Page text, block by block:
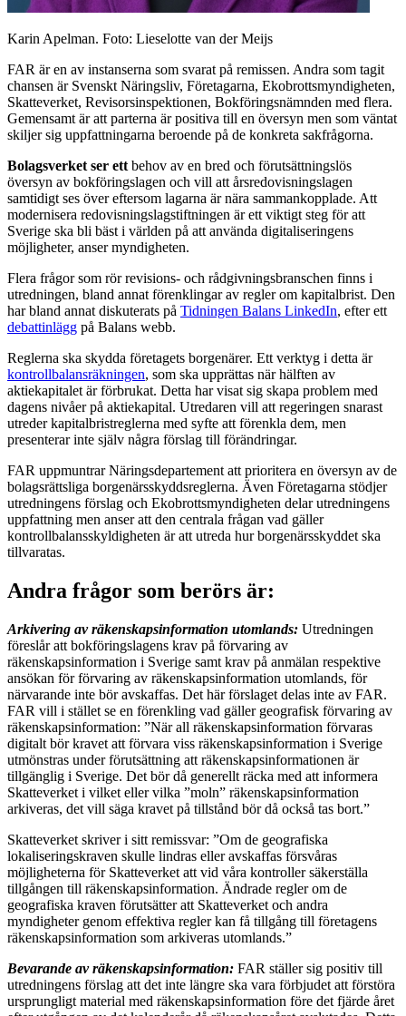
Karin Apelman. Foto: Lieselotte van der Meijs
FAR är en av instanserna som svarat på remissen. Andra som tagit
chansen är Svenskt Näringsliv, Företagarna, Ekobrottsmyndigheten,
Skatteverket, Revisorsinspektionen, Bokföringsnämnden med flera.
Gemensamt är att parterna är positiva till en översyn men som väntat
skiljer sig uppfattningarna beroende på de konkreta sakfrågorna.
Bolagsverket ser ett behov av en bred och förutsättningslös
översyn av bokföringslagen och vill att årsredovisningslagen
samtidigt ses över eftersom lagarna är nära sammankopplade. Att
modernisera redovisningslagstiftningen är ett viktigt steg för att
Sverige ska bli bäst i världen på att använda digitaliseringens
möjligheter, anser myndigheten.
Flera frågor som rör revisions- och rådgivningsbranschen finns i
utredningen, bland annat förenklingar av regler om kapitalbrist. Den
har bland annat diskuterats på Tidningen Balans LinkedIn, efter ett
debattinlägg på Balans webb.
Reglerna ska skydda företagets borgenärer. Ett verktyg i detta är
kontrollbalansräkningen, som ska upprättas när hälften av
aktiekapitalet är förbrukat. Detta har visat sig skapa problem med
dagens nivåer på aktiekapital. Utredaren vill att regeringen snarast
utreder kapitalbristreglerna med syfte att förenkla dem, men
presenterar inte själv några förslag till förändringar.
FAR uppmuntrar Näringsdepartement att prioritera en översyn av de
bolagsrättsliga borgenärsskyddsreglerna. Även Företagarna stödjer
utredningens förslag och Ekobrottsmyndigheten delar utredningens
uppfattning men anser att den centrala frågan vad gäller
kontrollbalansskyldigheten är att utreda hur borgenärsskyddet ska
tillvaratas.
Andra frågor som berörs är:
Arkivering av räkenskapsinformation utomlands: Utredningen
föreslår att bokföringslagens krav på förvaring av
räkenskapsinformation i Sverige samt krav på anmälan respektive
ansökan för förvaring av räkenskapsinformation utomlands, för
närvarande inte bör avskaffas. Det här förslaget delas inte av FAR.
FAR vill i stället se en förenkling vad gäller geografisk förvaring av
räkenskapsinformation: ”När all räkenskapsinformation förvaras
digitalt bör kravet att förvara viss räkenskapsinformation i Sverige
utmönstras under förutsättning att räkenskapsinformationen är
tillgänglig i Sverige. Det bör då generellt räcka med att informera
Skatteverket i vilket eller vilka ”moln” räkenskapsinformation
arkiveras, det vill säga kravet på tillstånd bör då också tas bort.”
Skatteverket skriver i sitt remissvar: ”Om de geografiska
lokaliseringskraven skulle lindras eller avskaffas försvåras
möjligheterna för Skatteverket att vid våra kontroller säkerställa
tillgången till räkenskapsinformation. Ändrade regler om de
geografiska kraven förutsätter att Skatteverket och andra
myndigheter genom effektiva regler kan få tillgång till företagens
räkenskapsinformation som arkiveras utomlands.”
Bevarande av räkenskapsinformation: FAR ställer sig positiv till
utredningens förslag att det inte längre ska vara förbjudet att förstöra
ursprungligt material med räkenskapsinformation före det fjärde året